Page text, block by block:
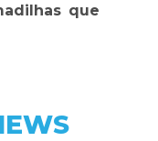
que